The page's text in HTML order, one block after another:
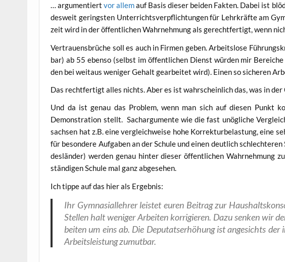
… argu­men­tiertvor allemauf Basis die­ser bei­den Fak­ten. Dabei ist
des­weit gerings­ten Unter­richts­ver­pflich­tun­gen für Lehr­kräf­te am
zeit wird in der öffent­li­chen Wahr­neh­mung als gerecht­fer­tigt, wenn
Ver­trau­ens­brü­che soll es auch in Fir­men geben. Arbeits­lo­se
bar) ab 55 eben­so (selbst im öffent­li­chen Dienst wür­den mir
den bei weit­aus weni­ger Gehalt gear­bei­tet wird). Einen so siche­ren
Das recht­fer­tigt alles nichts. Aber es ist wahr­schein­lich das, was in
Und da ist genau das Pro­blem, wenn man sich auf die­sen Punkt
Demons­tra­ti­on stellt. Sach­ar­gu­men­te wie die fast unög­li­che
sach­sen hat z.B. eine ver­gleich­wei­se hohe Kor­rek­tur­be­las­tung, eine
für beson­de­re Auf­ga­ben an der Schu­le und einen deut­lich
des­län­der) wer­den genau hin­ter die­ser öffent­li­chen Wahr­neh­mung
stän­di­gen Schu­le mal ganz abgesehen.
Ich tip­pe auf das hier als Ergebnis:
Ihr Gym­na­si­al­leh­rer leis­tet euren Bei­trag zur
Stel­len halt weni­ger Arbei­ten kor­ri­gie­ren. Dazu sen­ken wir
bei­ten um eins ab. Die Depu­tats­er­hö­hung ist ange­sichts der
Arbeits­leis­tung zumutbar.